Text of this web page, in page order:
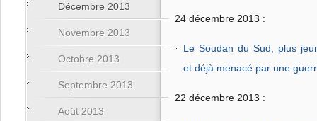
Décembre 2013
Novembre 2013
Octobre 2013
Septembre 2013
Août 2013
24 décembre 2013 :
Le Soudan du Sud, plus
et déjà menacé par une
22 décembre 2013 :